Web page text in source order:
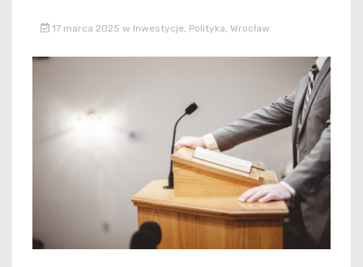
17 marca 2025 w Inwestycje, Polityka Wrocław